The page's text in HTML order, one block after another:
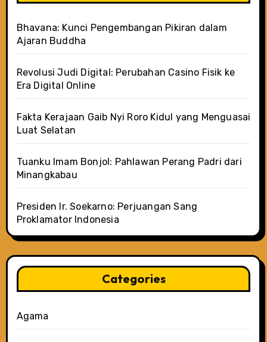
Bhavana: Kunci Pengembangan Pikiran dalam
Ajaran Buddha
Revolusi Judi Digital: Perubahan Casino Fisik ke
Era Digital Online
Fakta Kerajaan Gaib Nyi Roro Kidul yang Menguasai
Luat Selatan
Tuanku Imam Bonjol: Pahlawan Perang Padri dari
Minangkabau
Presiden Ir. Soekarno: Perjuangan Sang
Proklamator Indonesia
Categories
Agama